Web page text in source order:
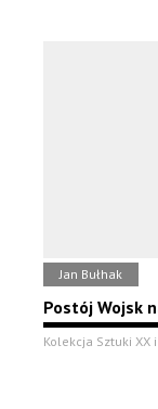
Jan Bułhak
Postój Wojsk
Kolekcja Sztuki XX